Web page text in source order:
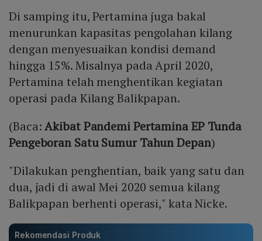
Di samping itu, Pertamina juga bakal
menurunkan kapasitas pengolahan kilang
dengan menyesuaikan kondisi demand
hingga 15%. Misalnya pada April 2020,
Pertamina telah menghentikan kegiatan
operasi pada Kilang Balikpapan.
(Baca:Akibat Pandemi Pertamina EP Tunda
Pengeboran Satu Sumur Tahun Depan)
"Dilakukan penghentian, baik yang satu dan
dua, jadi di awal Mei 2020 semua kilang
Balikpapan berhenti operasi," kata Nicke.
Rekomendasi Produk